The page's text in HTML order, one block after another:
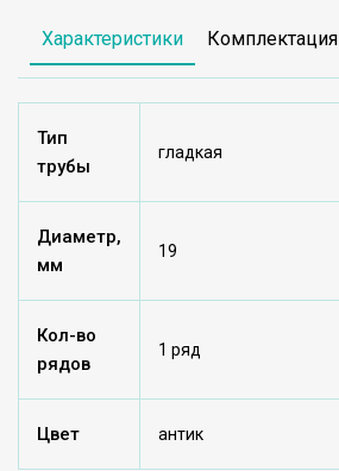
Характеристики Комплектация
Тип
трубы
гладкая
Диаметр,
мм
19
Кол-во
рядов
1 ряд
Цвет антик